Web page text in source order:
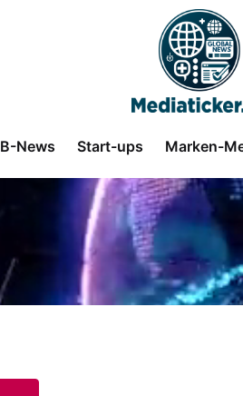
News Start-ups Marken-